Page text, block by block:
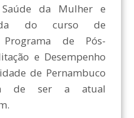
da Mulher e
do curso de
de Pós-
e Desempenho
de Pernambuco
de ser a atual